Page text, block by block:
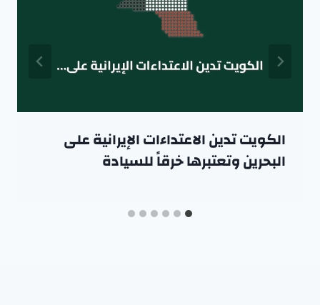
الكويت تدين الاعتداءات الإيرانية على
البحرين وتعتبرها خرقاً للسيادة